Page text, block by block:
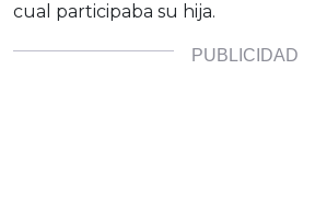
cual participaba su hija.